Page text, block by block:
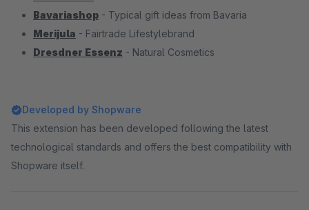
Bavariashop - Typical gift ideas from Bavaria
Merijula - Fairtrade Lifestylebrand
Dresdner Essenz - Natural Cosmetics
Developed by Shopware
This extension has been developed following the latest
technological standards and offers the best compatibility with
Shopware itself.